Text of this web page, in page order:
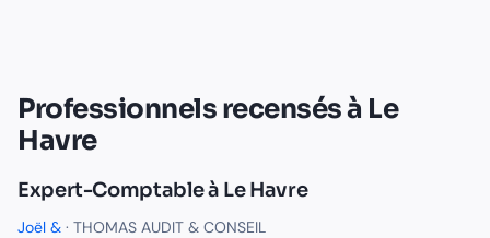
Professionnels recensés à Le
Havre
Expert-Comptableà Le Havre
Joël & · THOMAS AUDIT & CONSEIL